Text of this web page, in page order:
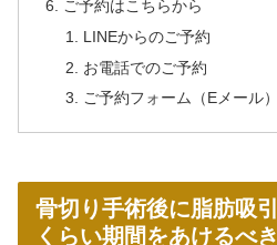
ご予約はこちらから
LINEからのご予約
お電話でのご予約
ご予約フォーム（Eメール）
骨切り手術後に脂肪吸
くらい期間をあけるべ